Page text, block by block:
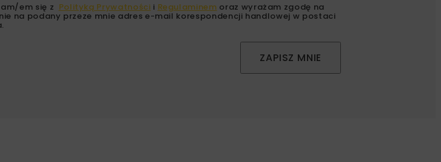
em się z Polityką Prywatności i Regulaminem oraz wyrażam zgodę na
na podany przeze mnie adres e-mail korespondencji handlowej w postaci
ZAPISZ MNIE